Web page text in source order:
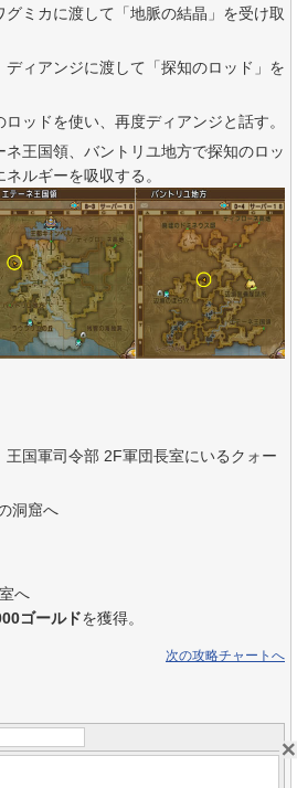
グミカに渡して「地脈の結晶」を受け取
ディアンジに渡して「探知のロッド」を
ッドを使い、再度ディアンジと話す。
王国領、バントリユ地方で探知のロッ
ルギーを吸収する。
王国軍司令部 2F軍団長室にいるクォー
洞窟へ
へ
ゴールドを獲得。
次の攻略チャートへ